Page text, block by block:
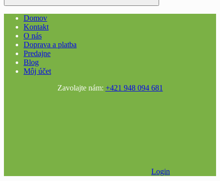
Domov
Kontakt
O nás
Doprava a platba
Predajne
Blog
Môj účet
Zavolajte nám: +421 948 094 681
Login